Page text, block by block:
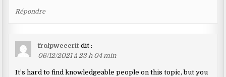
Répondre
frolpwecerit dit :
06/12/2021 à 23 h 04 min
It’s hard to find knowledgeable people on this topic, but you